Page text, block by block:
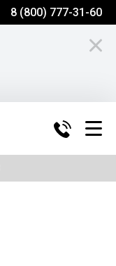
8 (800) 777-31-60